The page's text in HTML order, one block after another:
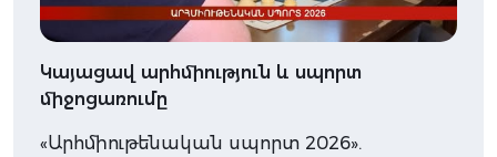
Կայացավ արհմիություն և սպորտ
միջոցառումը
«Արհմիութենական սպորտ 2026».